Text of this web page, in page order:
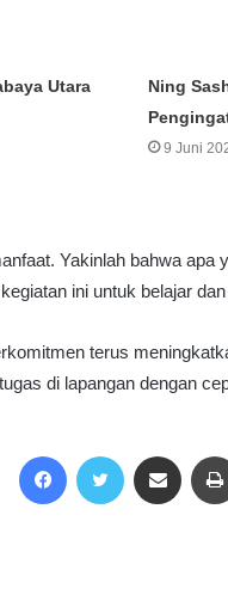
Utara
Ning
9 Juni
Yakinlah bahwa
ini untuk belajar
terus
di lapangan dengan